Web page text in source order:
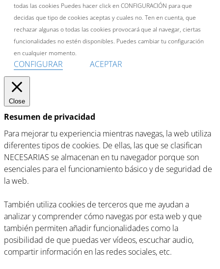
todas las cookies Puedes hacer click en CONFIGURACIÓN para que
decidas que tipo de cookies aceptas y cuales no. Ten en cuenta, que
rechazar algunas o todas las cookies provocará que al navegar, ciertas
funcionalidades no estén disponibles. Puedes cambiar tu configuración
en cualquier momento.
CONFIGURAR ACEPTAR
Close
Resumen de privacidad
Para mejorar tu experiencia mientras navegas, la web utiliza
diferentes tipos de cookies. De ellas, las que se clasifican
NECESARIAS se almacenan en tu navegador porque son
esenciales para el funcionamiento básico y de seguridad de
la web.
También utiliza cookies de terceros que me ayudan a
analizar y comprender cómo navegas por esta web y que
también permiten añadir funcionalidades como la
posibilidad de que puedas ver vídeos, escuchar audio,
compartir información en las redes sociales, etc.